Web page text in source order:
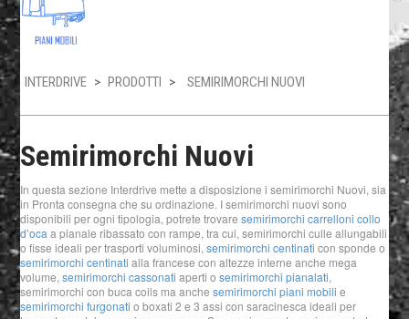
INTERDRIVE > PRODOTTI > SEMIRIMORCHI NUOVI
Semirimorchi Nuovi
In questa sezione Interdrive mette a disposizione i semirimorchi Nuovi, sia
in Pronta consegna che su ordinazione. I semirimorchi nuovi sono
disponibili per ogni tipologia, potrete trovaresemirimorchi carrelloni collo
d’oca a pianale ribassato con rampe, tra cui, semirimorchi culle allungabili
o fisse ideali per trasporti voluminosi,semirimorchi centinati con sponde o
semirimorchi centinati alla francese con altezze interne anche mega
volume,semirimorchi cassonati aperti osemirimorchi pianalati,
semirimorchi con buca coils ma anchesemirimorchi piani mobili e
semirimorchi furgonati o boxati 2 e 3 assi con saracinesca ideali per